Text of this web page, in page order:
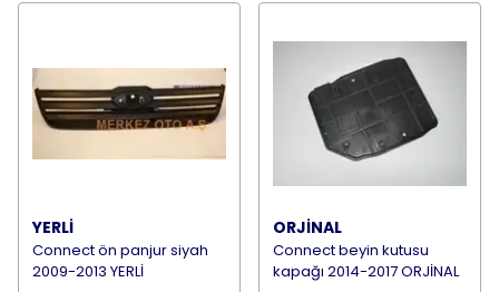
YERLİ
Connect ön panjur siyah
2009-2013 YERLİ
ORJİNAL
Connect beyin kutusu
kapağı 2014-2017 ORJİNAL